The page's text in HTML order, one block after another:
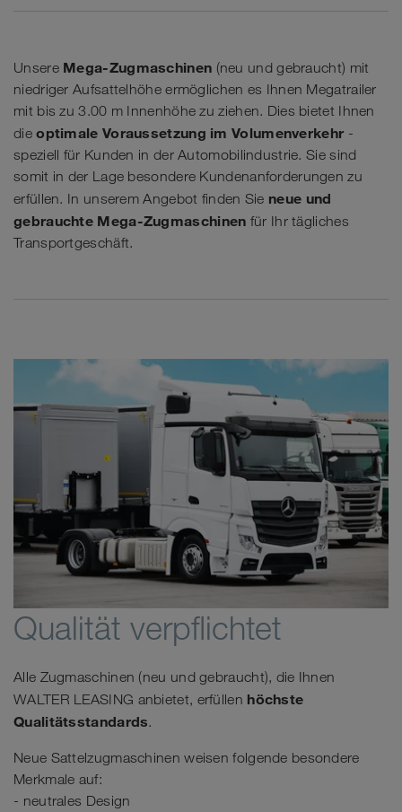
Unsere Mega-Zugmaschinen (neu und gebraucht) mit
niedriger Aufsattelhöhe ermöglichen es Ihnen Megatrailer
mit bis zu 3.00 m Innenhöhe zu ziehen. Dies bietet Ihnen
dieoptimale Voraussetzung im Volumenverkehr -
speziell für Kunden in der Automobilindustrie. Sie sind
somit in der Lage besondere Kundenanforderungen zu
erfüllen. In unserem Angebot finden Sie neue und
gebrauchte Mega-Zugmaschinen für Ihr tägliches
Transportgeschäft.
Qualität verpflichtet
Alle Zugmaschinen (neu und gebraucht), die Ihnen
WALTER LEASING anbietet, erfüllen höchste
Qualitätsstandards.
Neue Sattelzugmaschinen weisen folgende besondere
Merkmale auf:
- neutrales Design